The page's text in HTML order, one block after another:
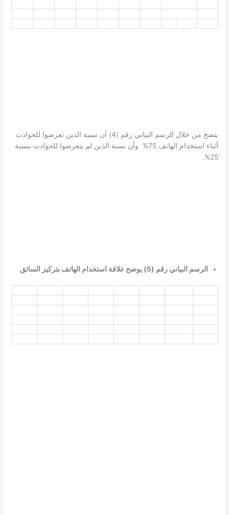
يتضح من خلال الرسم البياني رقم (4) أن نسبة الذين تعرضوا للحوادث
أثناء استخدام الهاتف 75% وأن نسبة الذين لم يتعرضوا للحوادث بنسبة
25%.
الرسم البياني رقم (5) يوضح علاقة استخدام الهاتف بتركيز السائق